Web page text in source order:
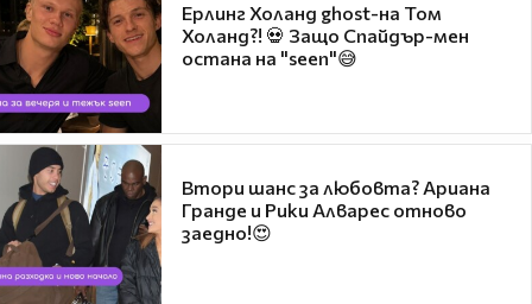
Ерлинг Холанд ghost-на Том
Холанд?! 💀 Защо Спайдър-мен
остана на "seen"😅
Втори шанс за любовта? Ариана
Гранде и Рики Алварес отново
заедно!😍